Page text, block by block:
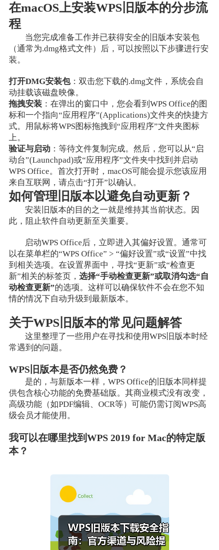
在macOS上安装WPS旧版本的分步流
程
当您完成准备工作并已获得安全的旧版本安装包
（通常为.dmg格式文件）后，可以按照以下步骤进行安
装。
打开DMG安装包：双击您下载的.dmg文件，系统会自
动挂载该磁盘映像。
拖拽安装：在弹出的窗口中，您会看到WPS Office的图
标和一个指向“应用程序”(Applications)文件夹的快捷方
式。用鼠标将WPS图标拖拽到“应用程序”文件夹图标
上。
验证与启动：等待文件复制完成。然后，您可以从“启
动台”(Launchpad)或“应用程序”文件夹中找到并启动
WPS Office。首次打开时，macOS可能会提示您该应用
来自互联网，请点击“打开”以确认。
如何管理旧版本以避免自动更新？
安装旧版本的目的之一就是维持其当前状态。因
此，阻止软件自动更新至关重要。
启动WPS Office后，立即进入其偏好设置。通常可
以在菜单栏的“WPS Office” > “偏好设置”或“设置”中找
到相关选项。在设置界面中，寻找“更新”或“检查更
新”相关的标签页， 选择“手动检查更新”或取消勾选“自
动检查更新”的选项。这样可以确保软件不会在您不知
情的情况下自动升级到最新版本。
关于WPS旧版本的常见问题解答
这里整理了一些用户在寻找和使用WPS旧版本时经
常遇到的问题。
WPS旧版本是否仍然免费？
是的，与新版本一样，WPS Office的旧版本同样提
供包含核心功能的免费基础版。其商业模式没有改变，
高级功能（如PDF编辑、OCR等）可能仍需订阅WPS高
级会员才能使用。
我可以在哪里找到WPS 2019 for Mac的特定版
本？